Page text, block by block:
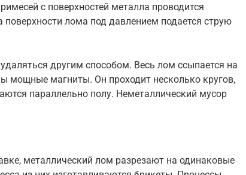
с поверхностей металла проводится
лома под давлением подается струю
другим способом. Весь лом ссыпается на
мощные магниты. Он проходит несколько кругов,
параллельно полу. Неметаллический мусор
металлический лом разрезают на одинаковые